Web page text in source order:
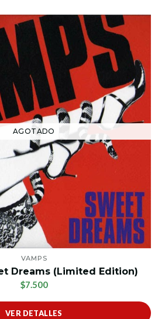
AGOTADO
VAMPS
Dreams (Limited Edition)
$7.500
VER DETALLES